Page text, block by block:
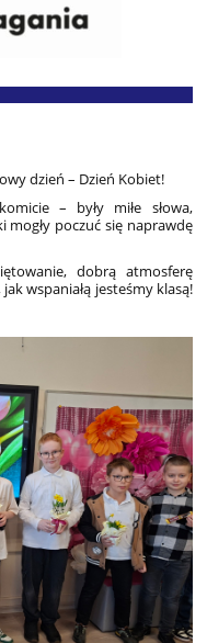
dzień – Dzień Kobiet!
– były miłe słowa,
poczuć się naprawdę
dobrą atmosferę
wspaniałą jesteśmy klasą!